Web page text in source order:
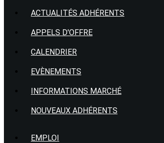
ACTUALITÉS ADHÉRENTS
APPELS D'OFFRE
CALENDRIER
EVÈNEMENTS
INFORMATIONS MARCHÉ
NOUVEAUX ADHÉRENTS
EMPLOI